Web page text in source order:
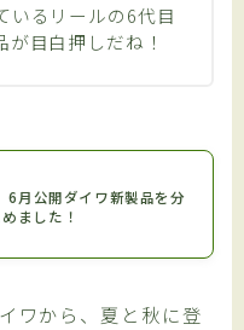
いるリールの6代目
目白押しだね！
6月公開ダイワ新製品を分
ました！
ワから、夏と秋に登